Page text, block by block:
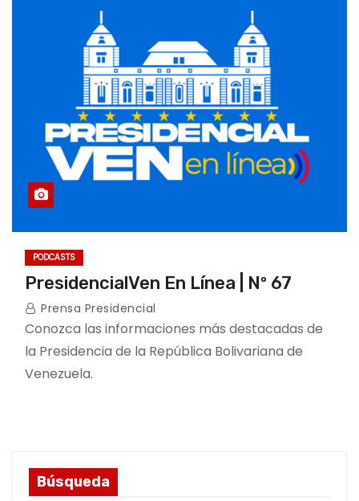
PODCASTS
PresidencialVen En Línea | Nº 67
Prensa Presidencial
Conozca las informaciones más destacadas de
la Presidencia de la República Bolivariana de
Venezuela.
Búsqueda